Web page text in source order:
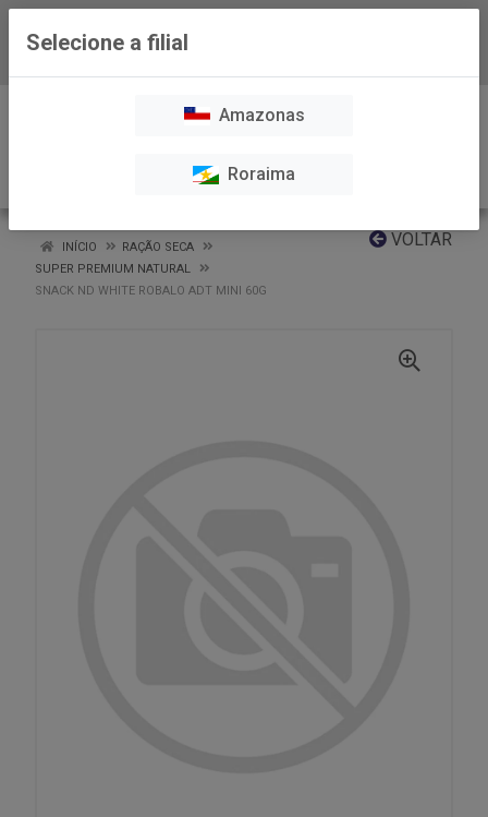
VOLTAR
INÍCIO
RAÇÃO SECA
SUPER PREMIUM NATURAL
SNACK ND WHITE ROBALO ADT MINI 60G
Selecione a filial
Amazonas
Roraima